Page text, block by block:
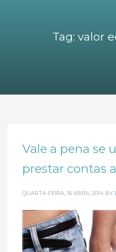
Tag: valor
Vale a pena se
prestar contas
QUARTA-FEIRA, 16 ABRIL 2014 BY